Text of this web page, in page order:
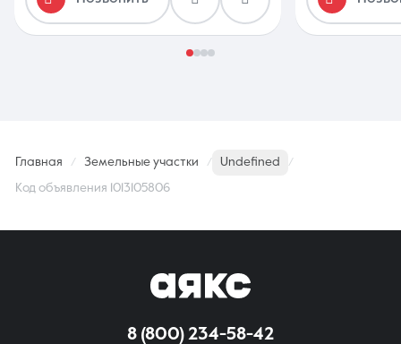
Главная Земельные участки Undefined
Код объявления 1013105806
8 (800) 234-58-42